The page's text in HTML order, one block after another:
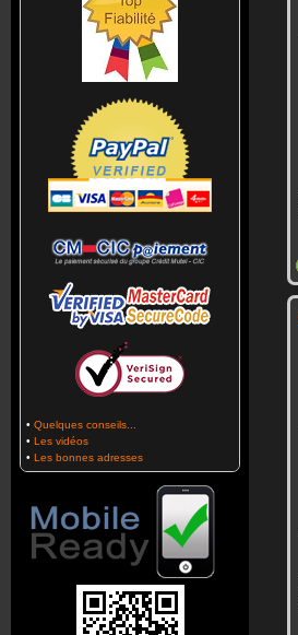
• Quelques conseils...
• Les vidéos
• Les bonnes adresses